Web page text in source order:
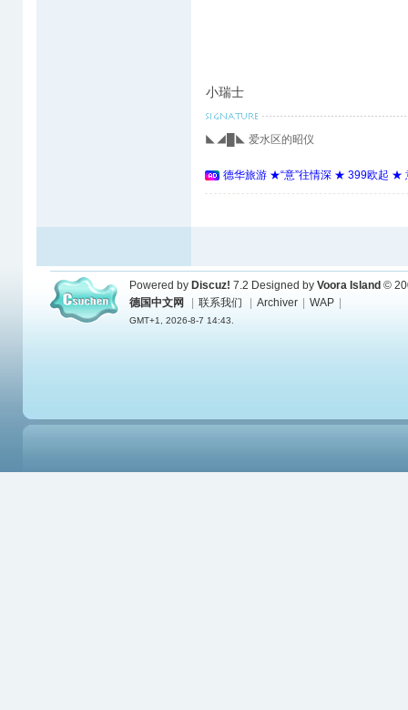
小瑞士
◣◢█◣ 爱水区的昭仪
德华旅游 ★“意”往情深 ★ 399欧起 ★
Powered by Discuz! 7.2 Designed by Voora Island ©
德国中文网
联系我们 Archiver WAP
GMT+1, 2026-8-7 14:43.